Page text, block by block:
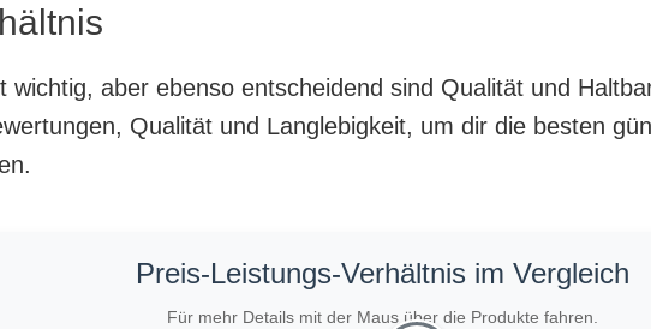
wichtig, aber ebenso entscheidend sind Qualität und
Qualität und Langlebigkeit, um dir die besten
Preis-Leistungs-Verhältnis im Vergleich
Für mehr Details mit der Maus über die Produkte fahren.